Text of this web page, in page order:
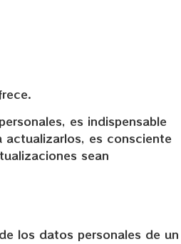
es indispensable
es consciente
sean
los datos personales de un